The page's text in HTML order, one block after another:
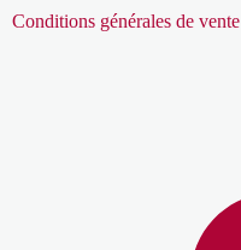
Conditions générales de vente